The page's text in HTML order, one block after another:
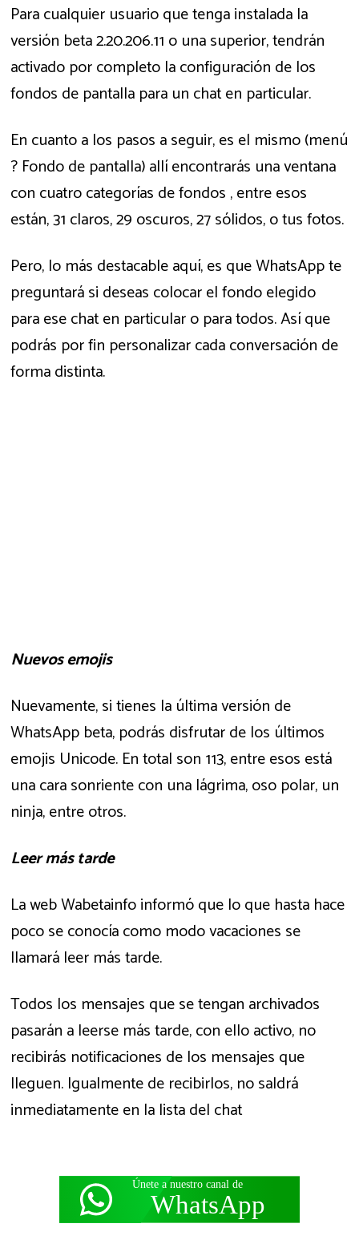
Para cualquier usuario que tenga instalada la
versión beta 2.20.206.11 o una superior, tendrán
activado por completo la configuración de los
fondos de pantalla para un chat en particular.
En cuanto a los pasos a seguir, es el mismo (menú
? Fondo de pantalla) allí encontrarás una ventana
con cuatro categorías de fondos , entre esos
están, 31 claros, 29 oscuros, 27 sólidos, o tus fotos.
Pero, lo más destacable aquí, es que WhatsApp te
preguntará si deseas colocar el fondo elegido
para ese chat en particular o para todos. Así que
podrás por fin personalizar cada conversación de
forma distinta.
Nuevos emojis
Nuevamente, si tienes la última versión de
WhatsApp beta, podrás disfrutar de los últimos
emojis Unicode. En total son 113, entre esos está
una cara sonriente con una lágrima, oso polar, un
ninja, entre otros.
Leer más tarde
La web Wabetainfo informó que lo que hasta hace
poco se conocía como modo vacaciones se
llamará leer más tarde.
Todos los mensajes que se tengan archivados
pasarán a leerse más tarde, con ello activo, no
recibirás notificaciones de los mensajes que
lleguen. Igualmente de recibirlos, no saldrá
inmediatamente en la lista del chat